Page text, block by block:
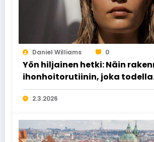
Daniel Williams 0
Yön hiljainen hetki: Näin
ihonhoitorutiinin, joka todella
palauttaa
2.3.2026